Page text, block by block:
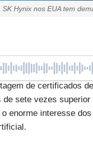
SK Hynix nos EUA tem
de certificados
sete vezes
enorme interesse